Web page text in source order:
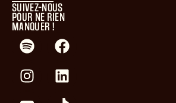
SUIVEZ-NOUS
POUR NE RIEN
MANQUER !